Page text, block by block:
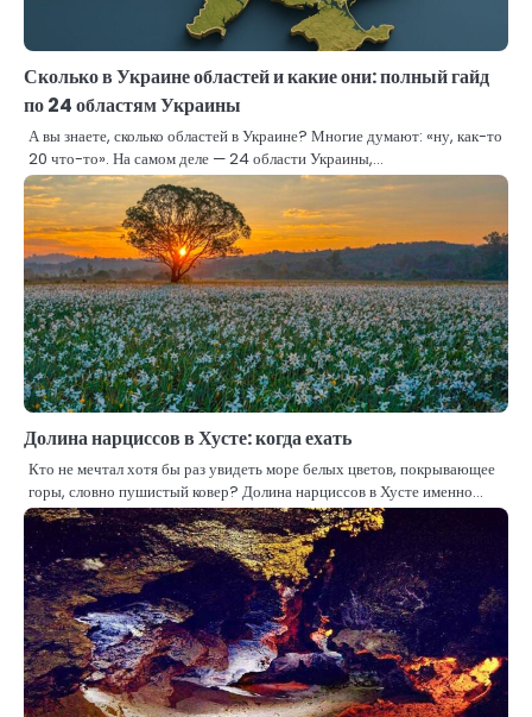
Сколько в Украине областей и какие они: полный гайд
по 24 областям Украины
А вы знаете, сколько областей в Украине? Многие думают: «ну, как-то
20 что-то». На самом деле — 24 области Украины,…
Долина нарциссов в Хусте: когда ехать
Кто не мечтал хотя бы раз увидеть море белых цветов, покрывающее
горы, словно пушистый ковер? Долина нарциссов в Хусте именно…